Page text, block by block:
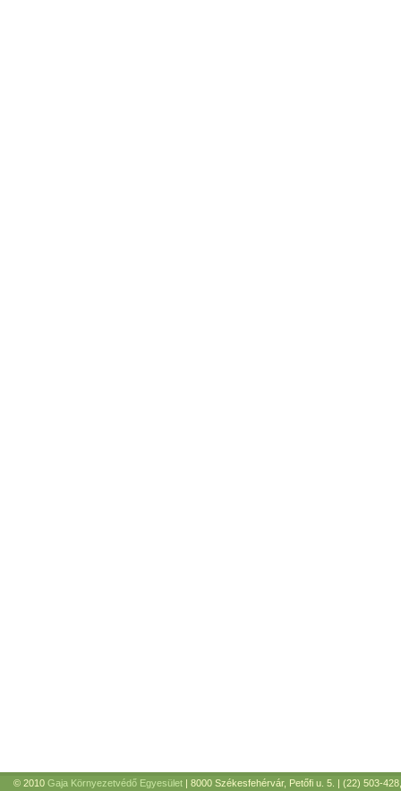
© 2010 Gaja Környezetvédő Egyesület | 8000 Székesfehérvár, Petőfi u. 5. | (22) 503-